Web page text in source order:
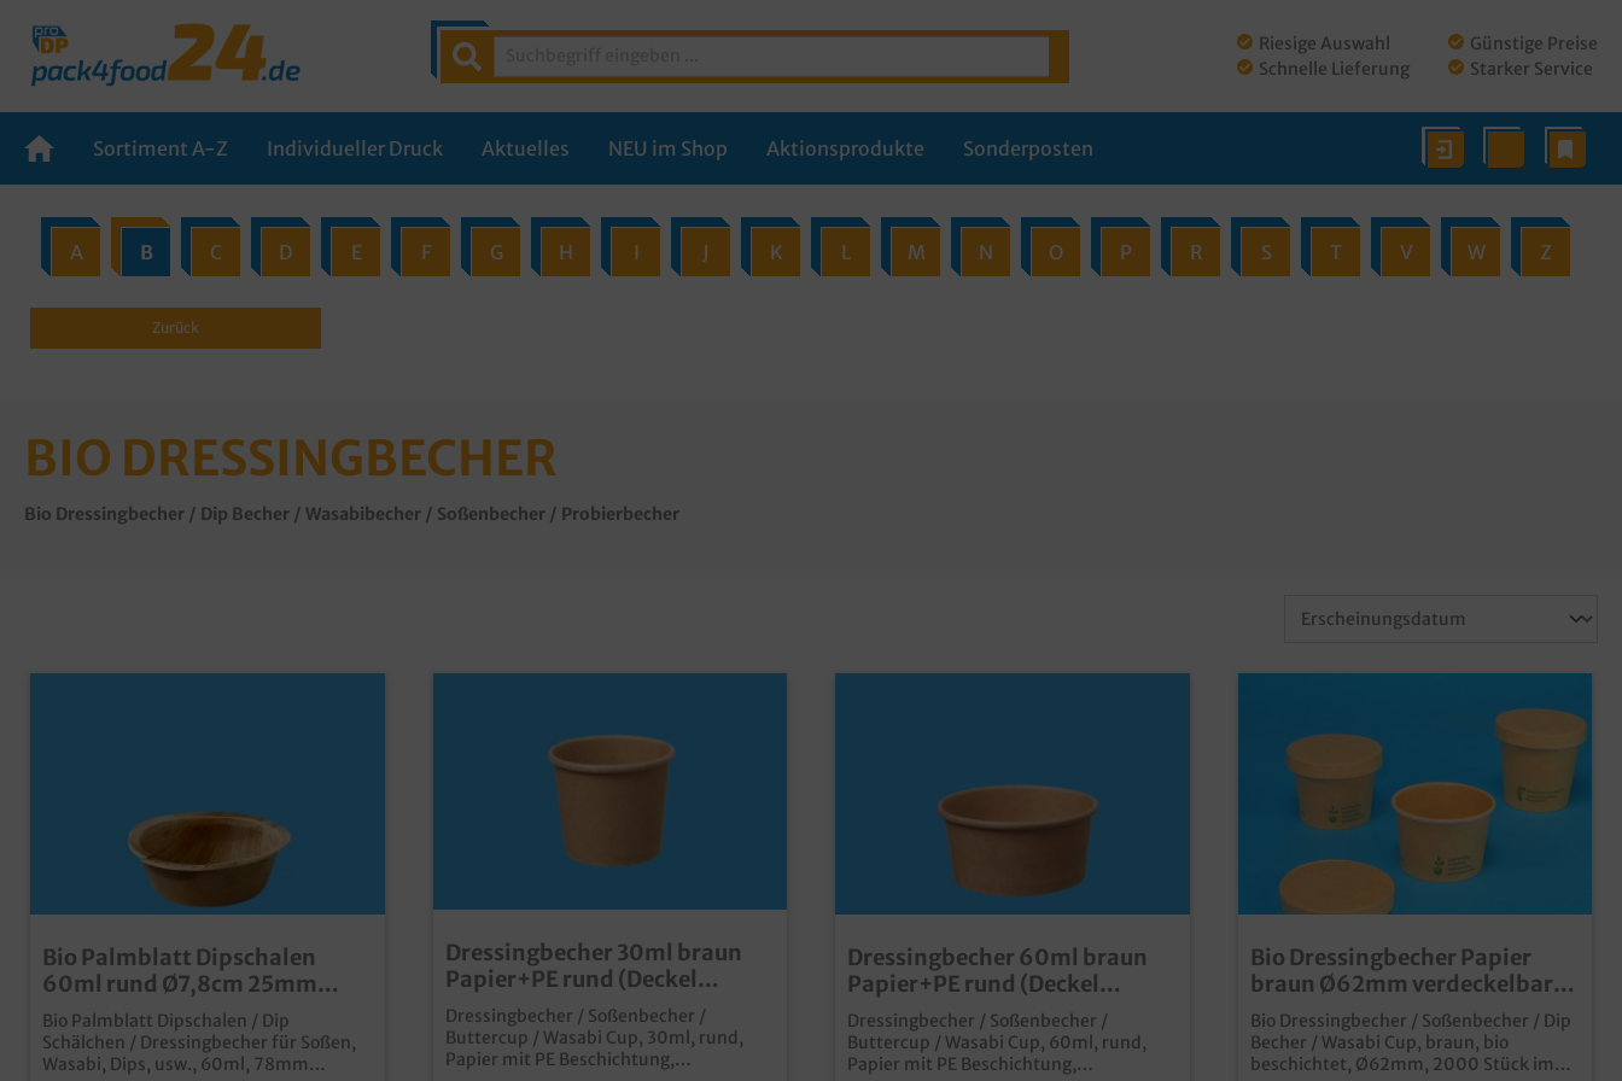
Riesige Auswahl
Schnelle Lieferung
Günstige Preise
Starker Service
Sortiment A-Z Individueller Druck Aktuelles NEU im Shop Aktionsprodukte Sonderposten
A B C D E F G H I J K L M N O P R S T V W Z
Zurück
BIO DRESSINGBECHER
Bio Dressingbecher / Dip Becher / Wasabibecher / Soßenbecher / Probierbecher
Bio Palmblatt Dipschalen
60ml rund Ø7,8cm 25mm
hoch 1000St
Bio Palmblatt Dipschalen / Dip
Schälchen / Dressingbecher für Soßen,
Wasabi, Dips, usw., 60ml, 78mm
Dressingbecher 30ml braun
Papier+PE rund (Deckel
wählbar) 2000St
Dressingbecher / Soßenbecher /
Buttercup / Wasabi Cup, 30ml, rund,
Papier mit PE Beschichtung,
Dressingbecher 60ml braun
Papier+PE rund (Deckel
wählbar) 2000St.
Dressingbecher / Soßenbecher /
Buttercup / Wasabi Cup, 60ml, rund,
Papier mit PE Beschichtung,
Bio Dressingbecher Papier
braun Ø62mm verdeckelbar,
verschiedene Größen wählbar
2000St.
Bio Dressingbecher / Soßenbecher / Dip
Becher / Wasabi Cup, braun, bio
beschichtet, Ø62mm, 2000 Stück im